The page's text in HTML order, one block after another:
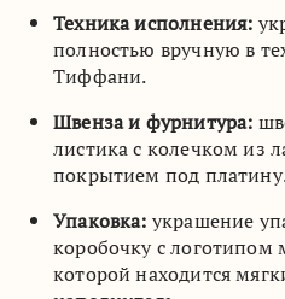
Техника исполнения:
полностью вручную в
Тиффани.
Швенза и фурнитура:
листика с колечком из
покрытием под
Упаковка: украшение
коробочку с логотипом
которой находится